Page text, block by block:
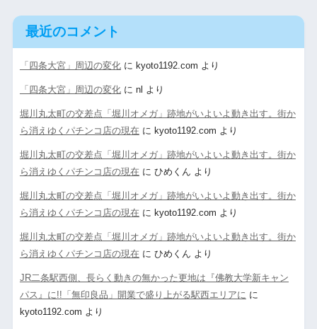
最近のコメント
「四条大宮」周辺の変化に kyoto1192.com より
「四条大宮」周辺の変化に nl より
堀川丸太町の交差点「堀川オメガ」跡地がいよいよ動き出す。街か
ら消えゆくパチンコ店の現在 に kyoto1192.com より
堀川丸太町の交差点「堀川オメガ」跡地がいよいよ動き出す。街か
ら消えゆくパチンコ店の現在 に ひめくん より
堀川丸太町の交差点「堀川オメガ」跡地がいよいよ動き出す。街か
ら消えゆくパチンコ店の現在 に kyoto1192.com より
堀川丸太町の交差点「堀川オメガ」跡地がいよいよ動き出す。街か
ら消えゆくパチンコ店の現在 に ひめくん より
JR二条駅西側、長らく動きの無かった更地は『佛教大学新キャン
パス』に!!「無印良品」開業で盛り上がる駅西エリアに に
kyoto1192.com より